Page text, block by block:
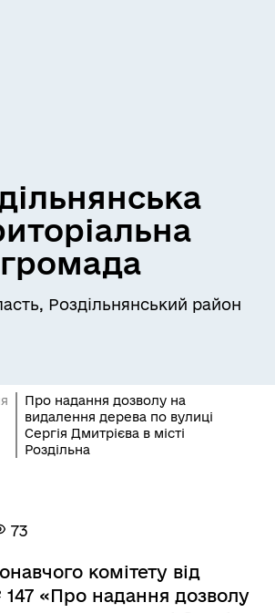
громада
Роздільнянський район
Про надання дозволу на
видалення дерева по вулиці
Сергія Дмитрієва в місті
Роздільна
73
комітету від
«Про надання дозволу